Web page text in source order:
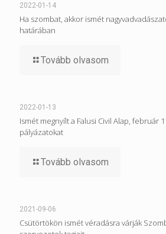
2022-01-14
Ha szombat, akkor ismét
határában
Tovább olvasom
2022-01-13
Ismét megnyílt a Falusi Civil Alap, február
pályázatokat
Tovább olvasom
2021-09-06
Csütörtökön ismét véradásra várják